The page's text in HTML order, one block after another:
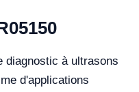
diagnostic à ultrasons
d'applications